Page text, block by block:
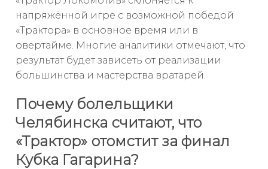
напряжённой игре с возможной победой
«Трактора» в основное время или в
овертайме. Многие аналитики отмечают, что
результат будет зависеть от реализации
большинства и мастерства вратарей.
Почему болельщики
Челябинска считают, что
«Трактор» отомстит за финал
Кубка Гагарина?